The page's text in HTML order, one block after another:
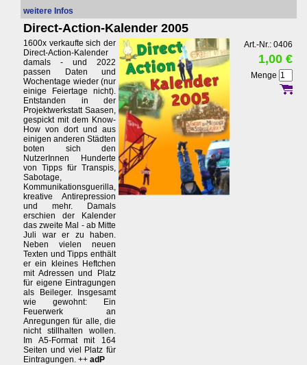
weitere Infos
Direct-Action-Kalender 2005
1600x verkaufte sich der
Direct-Action-Kalender
damals - und 2022
passen Daten und
Wochentage wieder (nur
einige Feiertage nicht).
Entstanden in der
Projektwerkstatt Saasen,
gespickt mit dem Know-
How von dort und aus
einigen anderen Städten
boten sich den
NutzerInnen Hunderte
von Tipps für Transpis,
Sabotage,
Kommunikationsguerilla,
kreative Antirepression
und mehr. Damals
erschien der Kalender
das zweite Mal - ab Mitte
Juli war er zu haben.
Neben vielen neuen
Texten und Tipps enthält
er ein kleines Heftchen
mit Adressen und Platz
für eigene Eintragungen
als Beileger. Insgesamt
wie gewohnt: Ein
Feuerwerk an
Anregungen für alle, die
nicht stillhalten wollen.
Im A5-Format mit 164
Seiten und viel Platz für
Eintragungen. ++ adP
Art.-Nr.: 0406
1,00 €
Menge